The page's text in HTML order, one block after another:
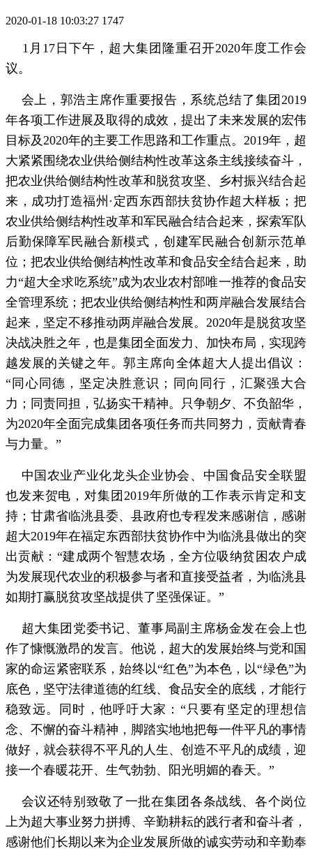
2020-01-18 10:03:27 1747
1月17日下午，超大集团隆重召开2020年度工作会
议。
会上，郭浩主席作重要报告，系统总结了集团2019
年各项工作进展及取得的成效，提出了未来发展的宏伟
目标及2020年的主要工作思路和工作重点。2019年，超
大紧紧围绕农业供给侧结构性改革这条主线接续奋斗，
把农业供给侧结构性改革和脱贫攻坚、乡村振兴结合起
来，成功打造福州·定西东西部扶贫协作超大样板；把
农业供给侧结构性改革和军民融合结合起来，探索军队
后勤保障军民融合新模式，创建军民融合创新示范单
位；把农业供给侧结构性改革和食品安全结合起来，助
力“超大全求吃系统”成为农业农村部唯一推荐的食品安
全管理系统；把农业供给侧结构性和两岸融合发展结合
起来，坚定不移推动两岸融合发展。2020年是脱贫攻坚
决战决胜之年，也是集团全面发力、加快布局，实现跨
越发展的关键之年。郭主席向全体超大人提出倡议：
“同心同德，坚定决胜意识；同向同行，汇聚强大合
力；同责同担，弘扬实干精神。只争朝夕、不负韶华，
为2020年全面完成集团各项任务而共同努力，贡献青春
与力量。”
中国农业产业化龙头企业协会、中国食品安全联盟
也发来贺电，对集团2019年所做的工作表示肯定和支
持；甘肃省临洮县委、县政府也专程发来感谢信，感谢
超大2019年在福定东西部扶贫协作中为临洮县做出的突
出贡献：“建成两个智慧农场，全方位吸纳贫困农户成
为发展现代农业的积极参与者和直接受益者，为临洮县
如期打赢脱贫攻坚战提供了坚强保证。”
超大集团党委书记、董事局副主席杨金发在会上也
作了慷慨激昂的发言。他说，超大的发展始终与党和国
家的命运紧密联系，始终以“红色”为本色，以“绿色”为
底色，坚守法律道德的红线、食品安全的底线，才能行
稳致远。同时，他呼吁大家：“只要有坚定的理想信
念、不懈的奋斗精神，脚踏实地地把每一件平凡的事情
做好，就会获得不平凡的人生、创造不平凡的成绩，迎
接一个春暖花开、生气勃勃、阳光明媚的春天。”
会议还特别致敬了一批在集团各条战线、各个岗位
上为超大事业努力拼搏、辛勤耕耘的践行者和奋斗者，
感谢他们长期以来为企业发展所做的诚实劳动和辛勤奉